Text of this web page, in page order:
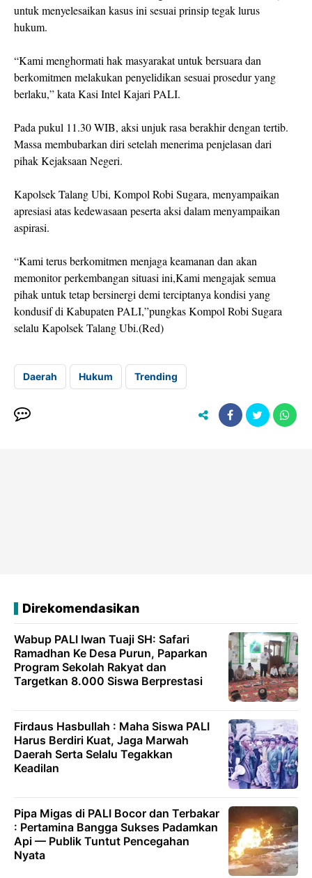
untuk menyelesaikan kasus ini sesuai prinsip tegak lurus
hukum.
“Kami menghormati hak masyarakat untuk bersuara dan
berkomitmen melakukan penyelidikan sesuai prosedur yang
berlaku,” kata Kasi Intel Kajari PALI.
Pada pukul 11.30 WIB, aksi unjuk rasa berakhir dengan tertib.
Massa membubarkan diri setelah menerima penjelasan dari
pihak Kejaksaan Negeri.
Kapolsek Talang Ubi, Kompol Robi Sugara, menyampaikan
apresiasi atas kedewasaan peserta aksi dalam menyampaikan
aspirasi.
“Kami terus berkomitmen menjaga keamanan dan akan
memonitor perkembangan situasi ini,Kami mengajak semua
pihak untuk tetap bersinergi demi terciptanya kondisi yang
kondusif di Kabupaten PALI,”pungkas Kompol Robi Sugara
selalu Kapolsek Talang Ubi.(Red)
Daerah Hukum Trending
Direkomendasikan
Wabup PALI Iwan Tuaji SH: Safari
Ramadhan Ke Desa Purun, Paparkan
Program Sekolah Rakyat dan
Targetkan 8.000 Siswa Berprestasi
Firdaus Hasbullah : Maha Siswa PALI
Harus Berdiri Kuat, Jaga Marwah
Daerah Serta Selalu Tegakkan
Keadilan
Pipa Migas di PALI Bocor dan Terbakar
: Pertamina Bangga Sukses Padamkan
Api — Publik Tuntut Pencegahan
Nyata